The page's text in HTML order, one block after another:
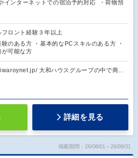
インターネットでの宿泊予約対応 ・荷物預
フロント経験３年以上
験のある方 ・基本的なPCスキルのある方 ・
が可能な方
大和ハウスグループの中で商…
詳細を見る
掲載期間：26/08/01～26/08/31